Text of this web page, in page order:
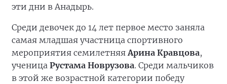
эти дни в Анадырь.
Среди девочек до 14 лет первое место заняла
самая младшая участница спортивного
мероприятия семилетняяАрина Кравцова,
ученица Рустама Новрузова. Среди мальчиков
в этой же возрастной категории победу